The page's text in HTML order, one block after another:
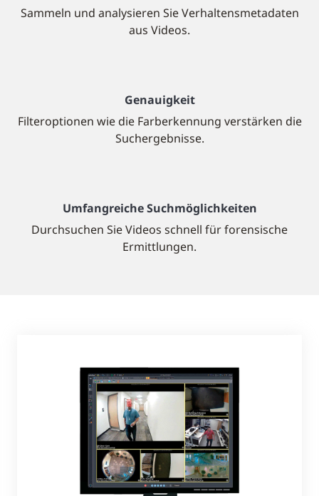
Sammeln und analysieren Sie Verhaltensmetadaten
aus Videos.
Genauigkeit
Filteroptionen wie die Farberkennung verstärken die
Suchergebnisse.
Umfangreiche Suchmöglichkeiten
Durchsuchen Sie Videos schnell für forensische
Ermittlungen.